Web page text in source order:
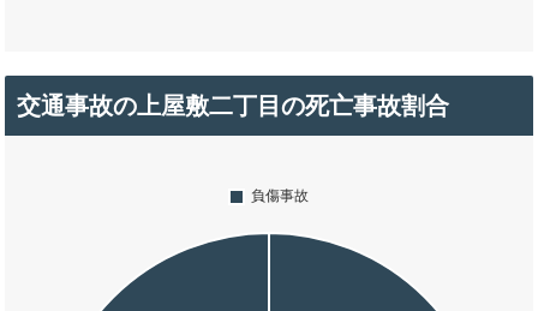
交通事故の上屋敷二丁目の死亡事故割合